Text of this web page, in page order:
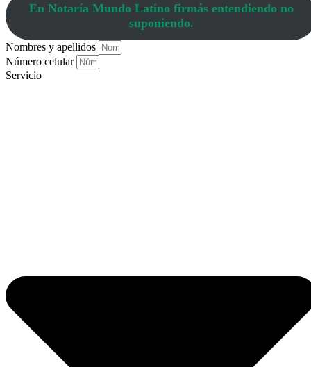
En Notaría Mundo Latino firmás entendiendo no
suponiendo.
Nombres y apellidos
Número celular
Servicio